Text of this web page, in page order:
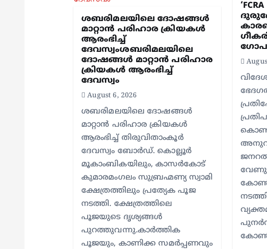
ശബരിമലയിലെ ദോഷങ്ങൾ
മാറ്റാൻ പരിഹാര ക്രിയകൾ
ആരംഭിച്ച്
ദേവസ്വംശബരിമലയിലെ
ദോഷങ്ങൾ മാറ്റാൻ പരിഹാര
ക്രിയകൾ ആരംഭിച്ച്
ദേവസ്വം
August 6, 2026
ശബരിമലയിലെ ദോഷങ്ങൾ
മാറ്റാൻ പരിഹാര ക്രിയകൾ
ആരംഭിച്ച് തിരുവിതാംകൂർ
ദേവസ്വം ബോർഡ്. കൊല്ലൂർ
മൂകാംബികയിലും, കാസർകോട്
കുമാരമംഗലം സുബ്രഹ്മണ്യ സ്വാമി
ക്ഷേത്രത്തിലും പ്രത്യേക പൂജ
നടത്തി. ക്ഷേത്രത്തിലെ
പൂജയുടെ ദൃശ്യങ്ങൾ
പുറത്തുവന്നു.കാർത്തിക
പൂജയും, കാണിക്ക സമർപ്പണവും
ജനറൽ